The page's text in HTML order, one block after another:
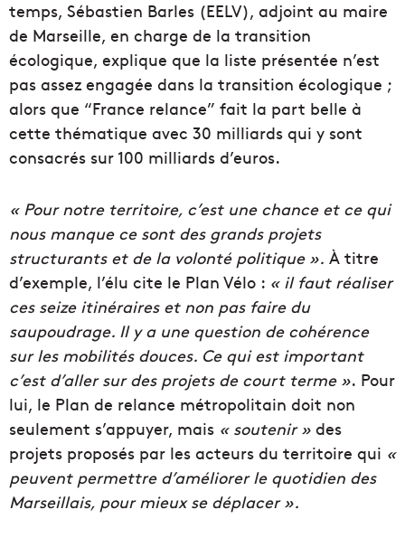
temps, Sébastien Barles (EELV), adjoint au maire
de Marseille, en charge de la transition
écologique, explique que la liste présentée n’est
pas assez engagée dans la transition écologique ;
alors que “France relance” fait la part belle à
cette thématique avec 30 milliards qui y sont
consacrés sur 100 milliards d’euros.
« Pour notre territoire, c’est une chance et ce qui
nous manque ce sont desgrands projets
structurants et de la volonté politique ». À titre
d’exemple, l’élu cite le Plan Vélo : « il faut réaliser
cesseize itinéraires et non pas faire du
saupoudrage. Il y a une question de cohérence
sur les mobilités douces. Ce qui est important
c’est d’aller sur des projets de court terme ». Pour
lui, le Plan de relance métropolitain doit non
seulement s’appuyer, mais « soutenir » des
projets proposés par les acteurs du territoire qui «
peuvent permettre d’améliorer le quotidien des
Marseillais, pour mieux se déplacer ».